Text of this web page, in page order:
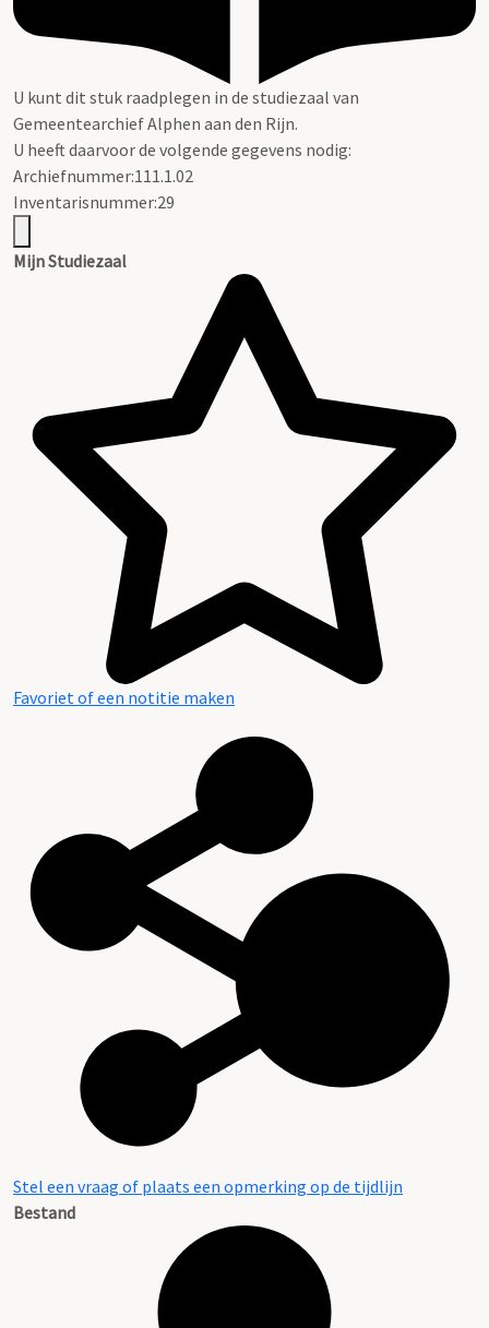
U kunt dit stuk raadplegen in de studiezaal van
Gemeentearchief Alphen aan den Rijn.
U heeft daarvoor de volgende gegevens nodig:
Archiefnummer:111.1.02
Inventarisnummer:29
Mijn Studiezaal
Favoriet of een notitie maken
Stel een vraag of plaats een opmerking op de tijdlijn
Bestand